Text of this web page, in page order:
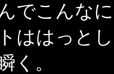
でこんな
ははっと
く。